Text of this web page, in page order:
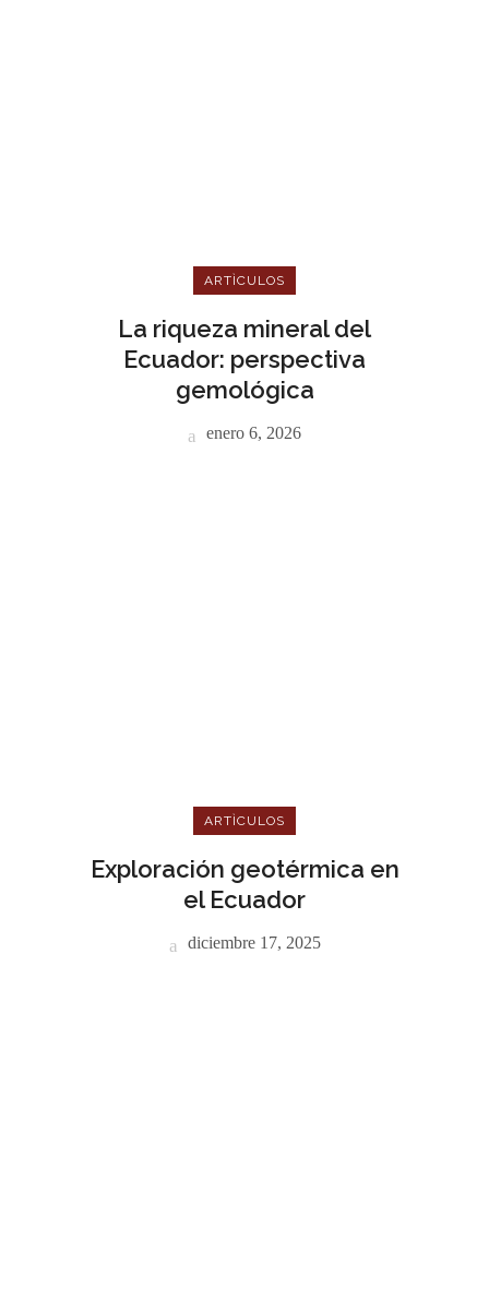
ARTÌCULOS
La riqueza mineral del
Ecuador: perspectiva
gemológica
enero 6, 2026
ARTÌCULOS
Exploración geotérmica en
el Ecuador
diciembre 17, 2025